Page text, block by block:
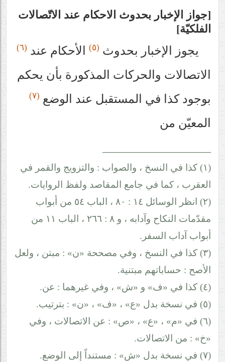
جواز الإخبار بحدوث الاحكام عند الاتّصالات
الفلكيّة
يجوز الإخبار بحدوث (٥) الأحكام عند (٦)
الاتصالات والحركات المذكورة‌ بأن يحكم
بوجود كذا في المستقبل عند الوضع (٧)
المعيّن من‌
(١) كذا في النسخ ، والصواب : والتزويج والقمر في
العقرب ، كما في جامع المقاصد ولفظ الروايات.
(٢) انظر الوسائل ١٤ : ٨٠ ، الباب ٥٤ من أبواب
مقدّمات النكاح وآدابه ، و ٨ : ٢٦٦ ، الباب ١١ من
أبواب آداب السفر.
(٣) كذا في النسخ ، وفي مصححة «ن» : مبتن ، ولعل
الأصح : حساباتهم مبتنية.
(٤) كذا في «ف» و «ش» ، وفي غيرهما : عن.
(٥) في نسخة بدل «ع» ، «ف» ، «ن» : بترتيب.
(٦) في «م» ، «ع» ، «ص» : عن الاتصالات ، وفي
«خ» : من الاتصالات.
(٧) في نسخة بدل «ش» : مستنداً إلى الوضع.